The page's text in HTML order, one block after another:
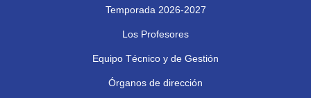
Temporada 2026-2027
Los Profesores
Equipo Técnico y de Gestión
Órganos de dirección